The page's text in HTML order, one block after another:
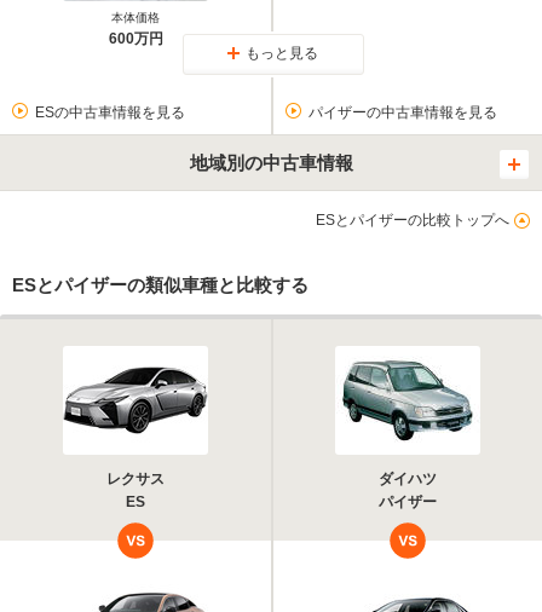
本体価格
600万円
もっと見る
ESの中古車情報を見る パイザーの中古車情報を見る
地域別の中古車情報
ESとパイザーの比較トップへ
ESとパイザーの類似車種と比較する
レクサス
ES
ダイハツ
パイザー